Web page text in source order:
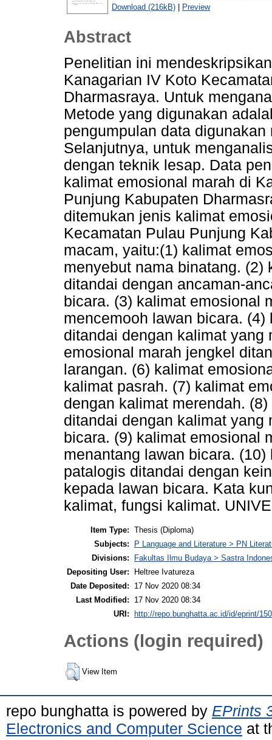
Download (216kB) | Preview
Abstract
Penelitian ini
Kanagarian IV Koto
Dharmasraya. Untuk
Metode yang digunakan
pengumpulan data
Selanjutnya, untuk
dengan teknik lesap. Data
kalimat emosional marah di
Punjung Kabupaten
ditemukan jenis kalimat
Kecamatan Pulau Punjung
macam, yaitu:(1) kalimat
menyebut nama binatang.
ditandai dengan ancaman-
bicara. (3) kalimat emosional
mencemooh lawan bicara.
ditandai dengan kalimat yang
emosional marah jengkel
larangan. (6) kalimat
kalimat pasrah. (7) kalimat
dengan kalimat merendah.
ditandai dengan kalimat yang
bicara. (9) kalimat emosional
menantang lawan bicara.
patalogis ditandai dengan
kepada lawan bicara. Kata
kalimat, fungsi kalimat.
Item Type: Thesis (Diploma)
Subjects:
P Language and Literature > PN
Divisions:
Fakultas Ilmu Budaya > Sastra
Depositing User:
Heltree Ivatureza
Date Deposited:
17 Nov 2020 08:34
Last Modified:
17 Nov 2020 08:34
URI:
http://repo.bunghatta.ac.id/id/eprint/
Actions (login required)
View Item
repo bunghatta is powered by EPrints
Electronics and Computer Science at